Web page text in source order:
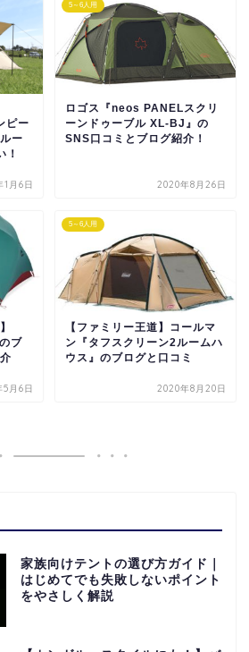
ピー
ー
！
1月6日
5～6人用
ロゴス『neos PANELスクリ
ーンドゥーブル XL-BJ』の
SNS口コミとブログ紹介！
2020年8月26日
ブ
5月6日
5～6人用
【ファミリー王道】コールマ
ン『タフスクリーン2ルームハ
ウス』のブログと口コミ
2020年8月20日
家族向けテントの選び方ガイド｜
はじめてでも失敗しないポイント
をやさしく解説